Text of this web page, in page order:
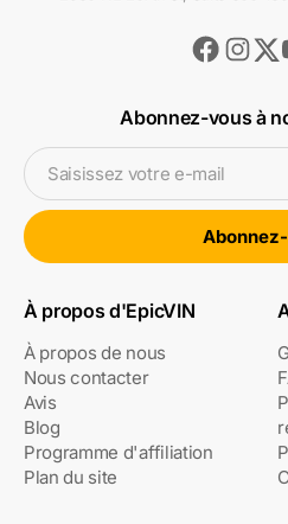
Facebook
Abonnez-vous à
Saisissez votre e-mail
À propos d'EpicVIN
À propos de nous
Nous contacter
Avis
Blog
Programme d'affiliation
Plan du site